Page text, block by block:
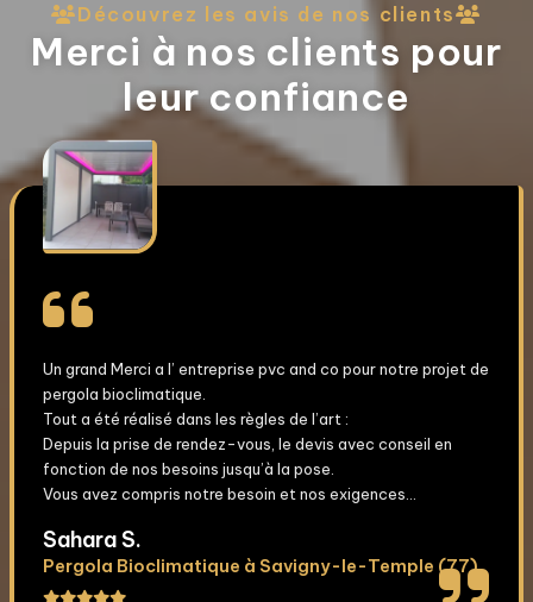
Découvrez les avis de nos clients
Merci à nos clients pour
leur confiance
Un grand Merci a l’ entreprise pvc and co pour notre projet de
pergola bioclimatique.
Tout a été réalisé dans les règles de l’art :
Depuis la prise de rendez-vous, le devis avec conseil en
fonction de nos besoins jusqu’à la pose.
Vous avez compris notre besoin et nos exigences...
Sahara S.
Pergola Bioclimatique à Savigny-le-Temple (77)